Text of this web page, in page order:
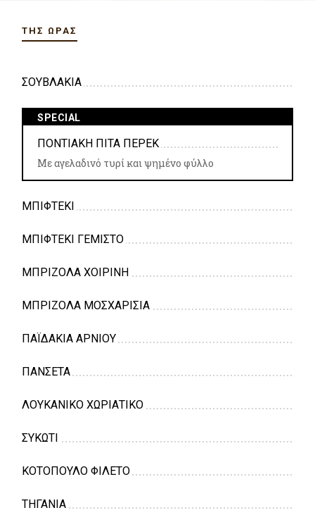
ΤΗΣ ΏΡΑΣ
ΣΟΥΒΛΑΚΙΑ
SPECIAL
ΠΟΝΤΙΑΚΗ ΠΙΤΑ ΠΕΡΕΚ
Με αγελαδινό τυρί και ψημένο φύλλο
ΜΠΙΦΤΕΚΙ
ΜΠΙΦΤΕΚΙ ΓΕΜΙΣΤΟ
ΜΠΡΙΖΟΛΑ ΧΟΙΡΙΝΗ
ΜΠΡΙΖΟΛΑ ΜΟΣΧΑΡΙΣΙΑ
ΠΑΪΔΑΚΙΑ ΑΡΝΙΟΥ
ΠΑΝΣΕΤΑ
ΛΟΥΚΑΝΙΚΟ ΧΩΡΙΑΤΙΚΟ
ΣΥΚΩΤΙ
ΚΟΤΟΠΟΥΛΟ ΦΙΛΕΤΟ
ΤΗΓΑΝΙΑ